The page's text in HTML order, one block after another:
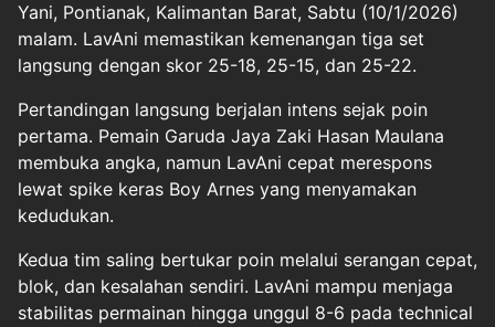
Yani, Pontianak, Kalimantan Barat, Sabtu (10/1/2026)
malam. LavAni memastikan kemenangan tiga set
langsung dengan skor 25-18, 25-15, dan 25-22.
Pertandingan langsung berjalan intens sejak poin
pertama. Pemain Garuda Jaya Zaki Hasan Maulana
membuka angka, namun LavAni cepat merespons
lewat spike keras Boy Arnes yang menyamakan
kedudukan.
Kedua tim saling bertukar poin melalui serangan cepat,
blok, dan kesalahan sendiri. LavAni mampu menjaga
stabilitas permainan hingga unggul 8-6 pada technical